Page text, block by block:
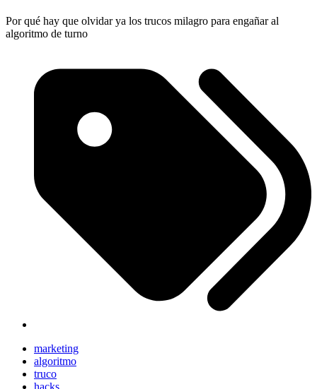
Por qué hay que olvidar ya los trucos milagro para engañar al
algoritmo de turno
marketing
algoritmo
truco
hacks